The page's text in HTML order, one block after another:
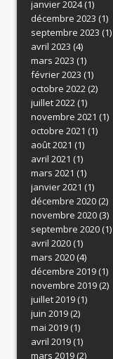
janvier 2024(1)
décembre 2023 (1)
septembre 2023 (1)
avril 2023 (4)
mars 2023 (1)
février 2023 (1)
octobre 2022(2)
juillet 2022(1)
novembre 2021 (1)
octobre 2021 (1)
août 2021 (1)
avril 2021 (1)
mars 2021 (1)
janvier 2021 (1)
décembre 2020(2)
novembre 2020(3)
septembre 2020(1)
avril 2020(1)
mars 2020(4)
décembre 2019(1)
novembre 2019(2)
juillet 2019(1)
juin 2019(2)
mai 2019(1)
avril 2019(1)
mars 2019(2)